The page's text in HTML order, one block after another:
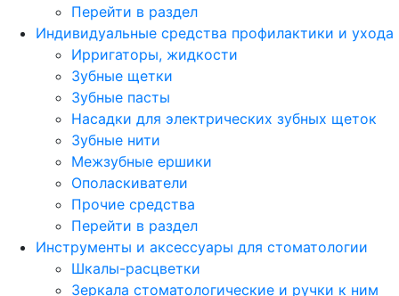
Перейти в раздел
Индивидуальные средства профилактики и ухода
Ирригаторы, жидкости
Зубные щетки
Зубные пасты
Насадки для электрических зубных щеток
Зубные нити
Межзубные ершики
Ополаскиватели
Прочие средства
Перейти в раздел
Инструменты и аксессуары для стоматологии
Шкалы-расцветки
Зеркала стоматологические и ручки к ним